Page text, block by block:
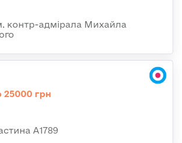
контр-адмірала Михайла
25000 грн
А1789